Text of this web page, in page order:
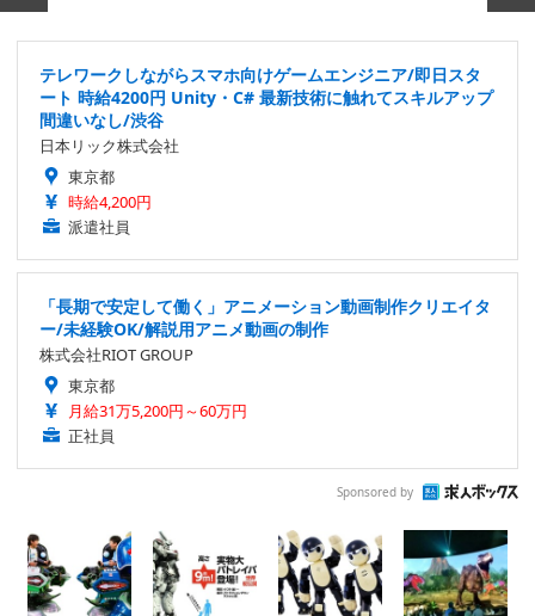
テレワークしながらスマホ向けゲームエンジニア/即日スタ
ート 時給4200円 Unity・C# 最新技術に触れてスキルアップ
間違いなし/渋谷
日本リック株式会社
東京都
時給4,200円
派遣社員
「長期で安定して働く」アニメーション動画制作クリエイタ
ー/未経験OK/解説用アニメ動画の制作
株式会社RIOT GROUP
東京都
月給31万5,200円～60万円
正社員
Sponsored by